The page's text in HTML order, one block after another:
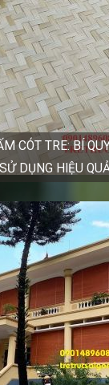
CÓT TRE: BÍ
SỬ DỤNG HIỆU